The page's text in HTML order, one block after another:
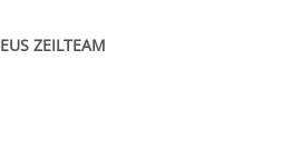
EUS ZEILTEAM